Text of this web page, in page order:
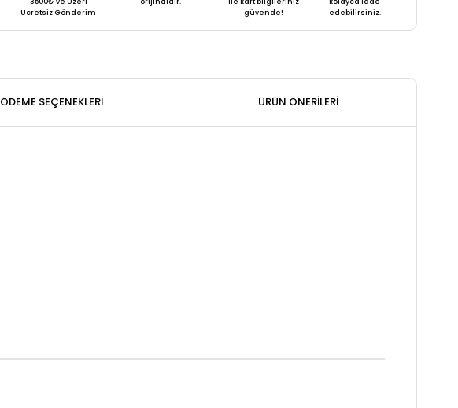
Ücretsiz Gönderim
güvende!
edebilirsiniz.
ÖDEME SEÇENEKLERI ÜRÜN ÖNERILERI